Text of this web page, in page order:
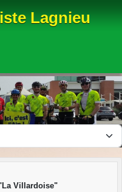
Lagnieu
Villardoise"